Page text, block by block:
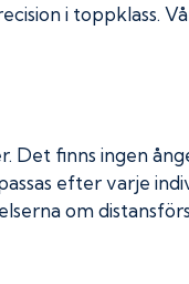
i toppklass.
Det finns ingen
efter varje
om